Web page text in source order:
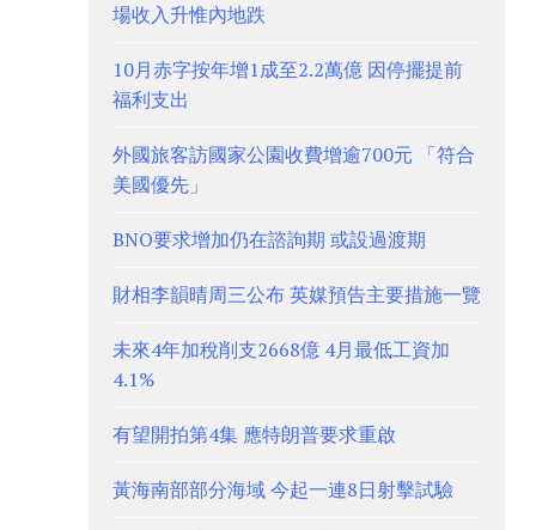
場收入升惟內地跌
10月赤字按年增1成至2.2萬億 因停擺提前
福利支出
外國旅客訪國家公園收費增逾700元 「符合
美國優先」
BNO要求增加仍在諮詢期 或設過渡期
財相李韻晴周三公布 英媒預告主要措施一覽
未來4年加稅削支2668億 4月最低工資加
4.1%
有望開拍第4集 應特朗普要求重啟
黃海南部部分海域 今起一連8日射擊試驗